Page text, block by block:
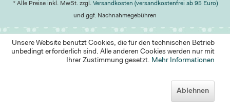
* Alle Preise inkl. MwSt. zzgl. Versandkosten (versandkostenfrei ab 95 Euro)
und ggf. Nachnahmegebühren
Unsere Website benutzt Cookies, die für den technischen Betrieb
unbedingt erforderlich sind. Alle anderen Cookies werden nur mit
Ihrer Zustimmung gesetzt. Mehr Informationen
Ablehnen